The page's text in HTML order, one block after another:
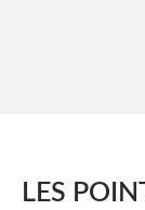
LES